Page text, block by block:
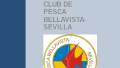
CLUB DE
PESCA
BELLAVISTA-
SEVILLA